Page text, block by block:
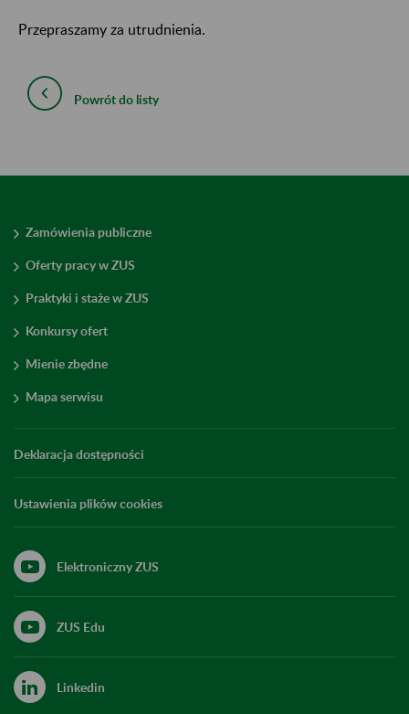
Przepraszamy za utrudnienia.
Powrót do listy
Zamówienia publiczne
Oferty pracy w ZUS
Praktyki i staże w ZUS
Konkursy ofert
Mienie zbędne
Mapa serwisu
Deklaracja dostępności
Ustawienia plików cookies
Elektroniczny ZUS
ZUS Edu
Linkedin